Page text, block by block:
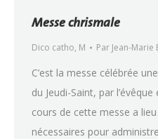
Messe chrismale
Dico catho, M Par Jean-Marie
C’est la messe célébrée
du Jeudi-Saint, par
cours de cette messe a
nécessaires pour